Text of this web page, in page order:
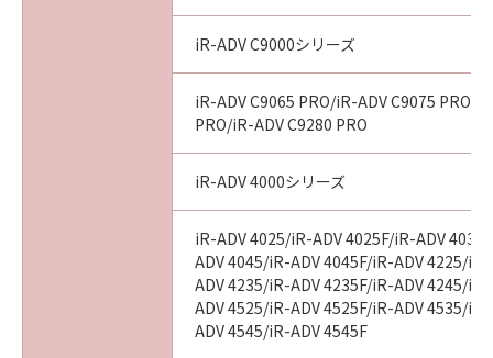
declared or found to be illegal by any court or
tribunal of competent jurisdiction, such
section shall be null and void with respect to
the jurisdiction of that court or tribunal and
all the remaining provisions hereof shall
remain in full force and effect.
YOUR ACCEPTANCE AS STATED BELOW OR
INSTALLING THE SOFTWARE, YOU
ACKNOWLEDGE THAT YOU HAVE READ THIS
AGREEMENT, UNDERSTOOD IT, AND AGREE
iR-ADV C9000シリーズ
iR-ADV C9065 PRO/iR-ADV C9075 PRO/
PRO/iR-ADV C9280 PRO
iR-ADV 4000シリーズ
iR-ADV 4025/iR-ADV 4025F/iR-ADV
ADV 4045/iR-ADV 4045F/iR-ADV 4225/
ADV 4235/iR-ADV 4235F/iR-ADV 4245/
ADV 4525/iR-ADV 4525F/iR-ADV 4535/
ADV 4545/iR-ADV 4545F